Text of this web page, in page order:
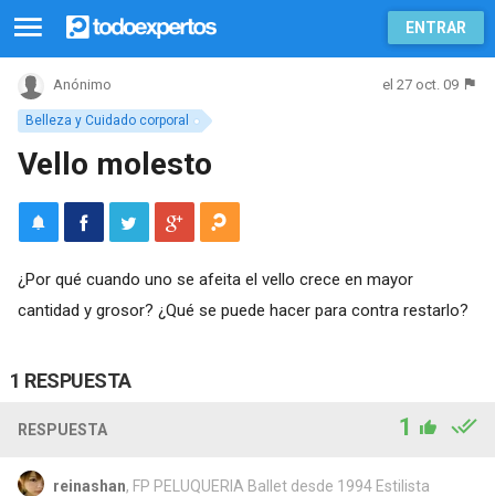
ENTRAR
Belleza y Cuidado corporal
Anónimo el 27 oct. 09
Vello molesto
¿Por qué cuando uno se afeita el vello crece en mayor
cantidad y grosor? ¿Qué se puede hacer para contra restarlo?
1 RESPUESTA
RESPUESTA 1
reinashan, FP PELUQUERIA Ballet desde 1994 Estilista